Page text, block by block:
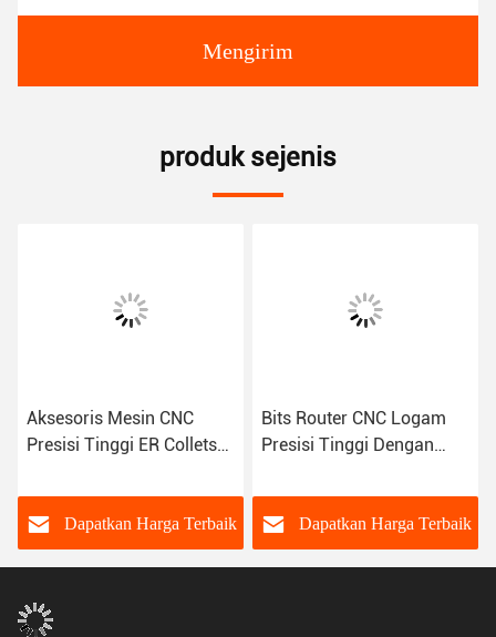
Mengirim
produk sejenis
Aksesoris Mesin CNC
Presisi Tinggi ER Collets
Dapatkan Harga Terbaik
Bits Router CNC Logam
Presisi Tinggi Dengan
Dapatkan Harga Terbaik